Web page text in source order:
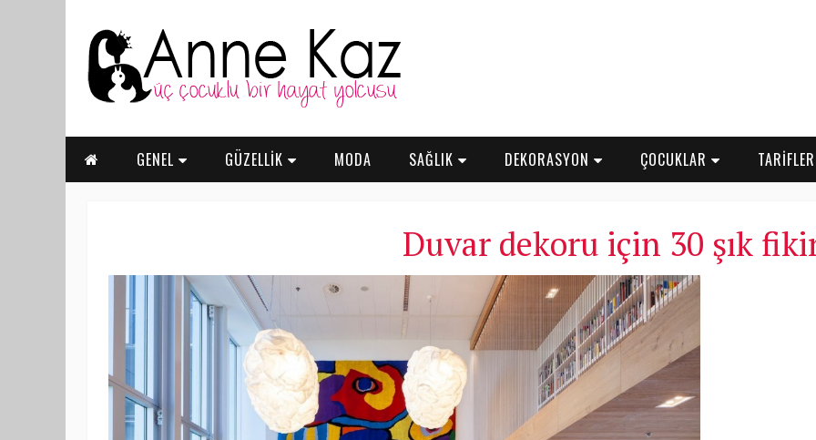
GENEL GÜZELLİK MODA SAĞLIK DEKORASYON ÇOCUKLAR
Duvar dekoru için 30 şık